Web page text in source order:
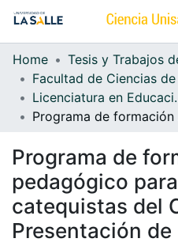
Communities & Collections
All of DSpace
Home
Tesis y Trabajos
Programa de
pedagógico
catequistas del
Presentación